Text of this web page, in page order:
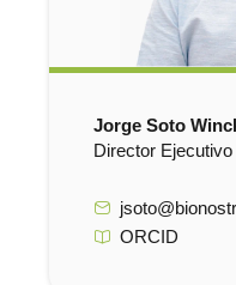
Jorge Soto
Director Ejecutivo
ORCID